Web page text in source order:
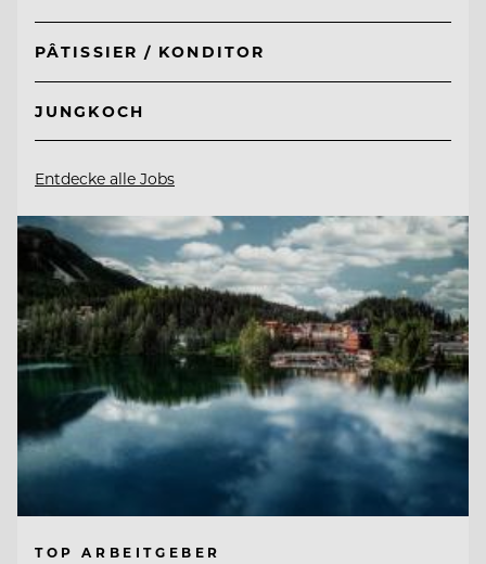
PÂTISSIER / KONDITOR
JUNGKOCH
Entdecke alle Jobs
TOP ARBEITGEBER